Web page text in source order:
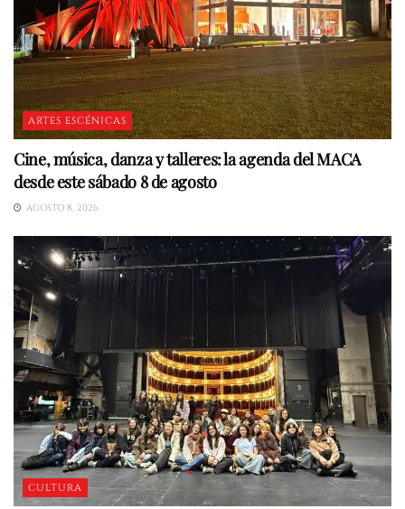
ARTES ESCÉNICAS
Cine, música, danza y talleres: la agenda del MACA
desde este sábado 8 de agosto
AGOSTO 8, 2026
CULTURA